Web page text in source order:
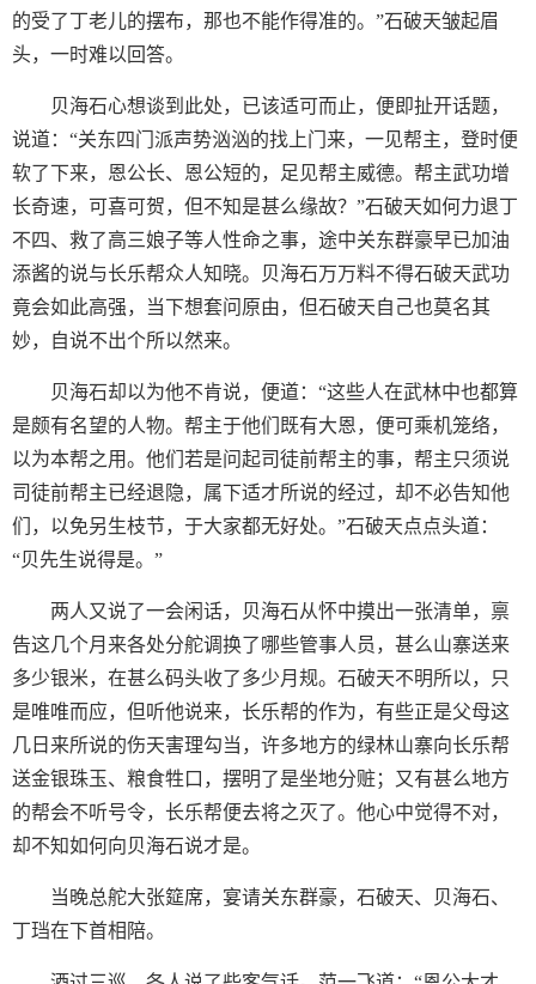
的受了丁老儿的摆布，那也不能作得准的。”石破天皱起眉
头，一时难以回答。
贝海石心想谈到此处，已该适可而止，便即扯开话题，
说道：“关东四门派声势汹汹的找上门来，一见帮主，登时便
软了下来，恩公长、恩公短的，足见帮主威德。帮主武功增
长奇速，可喜可贺，但不知是甚么缘故？”石破天如何力退丁
不四、救了高三娘子等人性命之事，途中关东群豪早已加油
添酱的说与长乐帮众人知晓。贝海石万万料不得石破天武功
竟会如此高强，当下想套问原由，但石破天自己也莫名其
妙，自说不出个所以然来。
贝海石却以为他不肯说，便道：“这些人在武林中也都算
是颇有名望的人物。帮主于他们既有大恩，便可乘机笼络，
以为本帮之用。他们若是问起司徒前帮主的事，帮主只须说
司徒前帮主已经退隐，属下适才所说的经过，却不必告知他
们，以免另生枝节，于大家都无好处。”石破天点点头道：
“贝先生说得是。”
两人又说了一会闲话，贝海石从怀中摸出一张清单，禀
告这几个月来各处分舵调换了哪些管事人员，甚么山寨送来
多少银米，在甚么码头收了多少月规。石破天不明所以，只
是唯唯而应，但听他说来，长乐帮的作为，有些正是父母这
几日来所说的伤天害理勾当，许多地方的绿林山寨向长乐帮
送金银珠玉、粮食牲口，摆明了是坐地分赃；又有甚么地方
的帮会不听号令，长乐帮便去将之灭了。他心中觉得不对，
却不知如何向贝海石说才是。
当晚总舵大张筵席，宴请关东群豪，石破天、贝海石、
丁珰在下首相陪。